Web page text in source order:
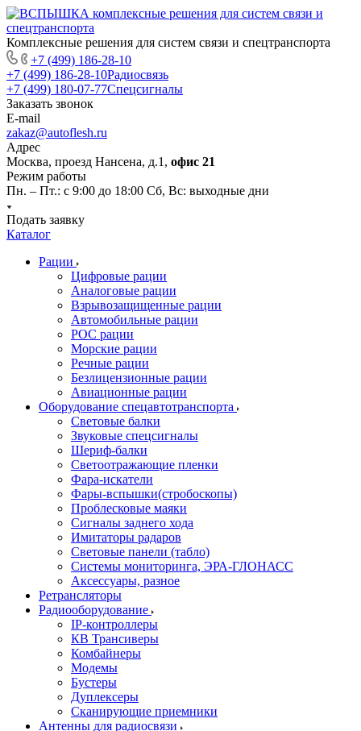
Комплексные решения для систем связи и спецтранспорта
+7 (499) 186-28-10
+7 (499) 186-28-10Радиосвязь
+7 (499) 180-07-77Спецсигналы
Заказать звонок
E-mail
zakaz@autoflesh.ru
Адрес
Москва, проезд Нансена, д.1, офис 21
Режим работы
Пн. – Пт.: с 9:00 до 18:00 Cб, Вс: выходные дни
Подать заявку
Каталог
Рации
Цифровые рации
Аналоговые рации
Взрывозащищенные рации
Автомобильные рации
POC рации
Морские рации
Речные рации
Безлицензионные рации
Авиационные рации
Оборудование спецавтотранспорта
Световые балки
Звуковые спецсигналы
Шериф-балки
Светоотражающие пленки
Фара-искатели
Фары-вспышки(стробоскопы)
Проблесковые маяки
Сигналы заднего хода
Имитаторы радаров
Световые панели (табло)
Системы мониторинга, ЭРА-ГЛОНАСС
Аксессуары, разное
Ретрансляторы
Радиооборудование
IP-контроллеры
КВ Трансиверы
Комбайнеры
Модемы
Бустеры
Дуплексеры
Сканирующие приемники
Антенны для радиосвязи